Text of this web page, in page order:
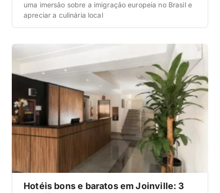
uma imersão sobre a imigração europeia no Brasil e
apreciar a culinária local
Hotéis bons e baratos em Joinville: 3